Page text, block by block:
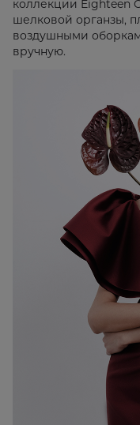
коллекции Eighteen
шелковой органзы,
воздушными
вручную.